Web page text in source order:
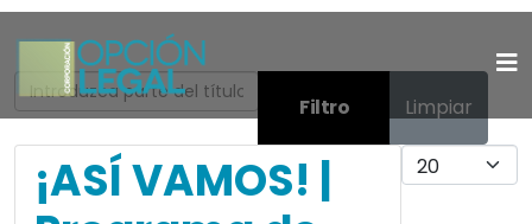
Introduzca parte del título
Filtro Limpiar
Cantidad
¡ASÍ VAMOS! |